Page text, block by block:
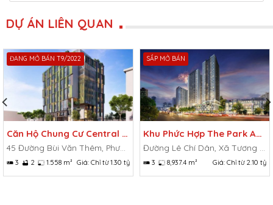
DỰ ÁN LIÊN QUAN
ĐANG MỞ BÁN T9/2022
Căn Hộ Chung Cư Central Officetel
3 2 1.558 m² Giá: Chỉ từ 1.30 tỷ
SẮP MỞ BÁN
Khu Phức Hợp The Park Avenue
3 8,937.4 m² Giá: Chỉ từ 2.10 tỷ